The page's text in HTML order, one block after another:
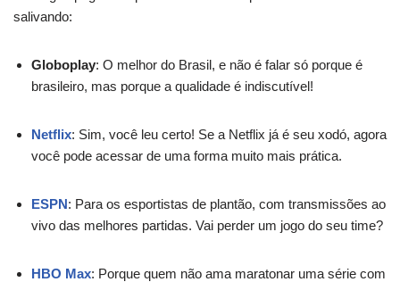
salivando:
Globoplay: O melhor do Brasil, e não é falar só porque é
brasileiro, mas porque a qualidade é indiscutível!
Netflix: Sim, você leu certo! Se a Netflix já é seu xodó, agora
você pode acessar de uma forma muito mais prática.
ESPN: Para os esportistas de plantão, com transmissões ao
vivo das melhores partidas. Vai perder um jogo do seu time?
HBO Max: Porque quem não ama maratonar uma série com